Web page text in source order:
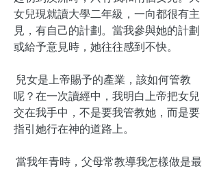
女兒現就讀大學二年級，一向都很有主
見，有自己的計劃。當我參與她的計劃
或給予意見時，她往往感到不快。
兒女是上帝賜予的產業，該如何管教
呢？在一次讀經中，我明白上帝把女兒
交在我手中，不是要我管教她，而是要
指引她行在神的道路上。
當我年青時，父母常教導我怎樣做是最